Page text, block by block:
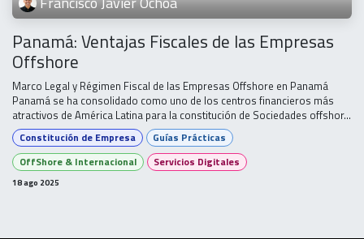
Panamá: Ventajas Fiscales de las Empresas
Offshore
Marco Legal y Régimen Fiscal de las Empresas Offshore en Panamá
Panamá se ha consolidado como uno de los centros financieros más
atractivos de América Latina para la constitución de Sociedades offshor...
Constitución de Empresa
Guías Prácticas
OffShore & Internacional
Servicios Digitales
18 ago 2025